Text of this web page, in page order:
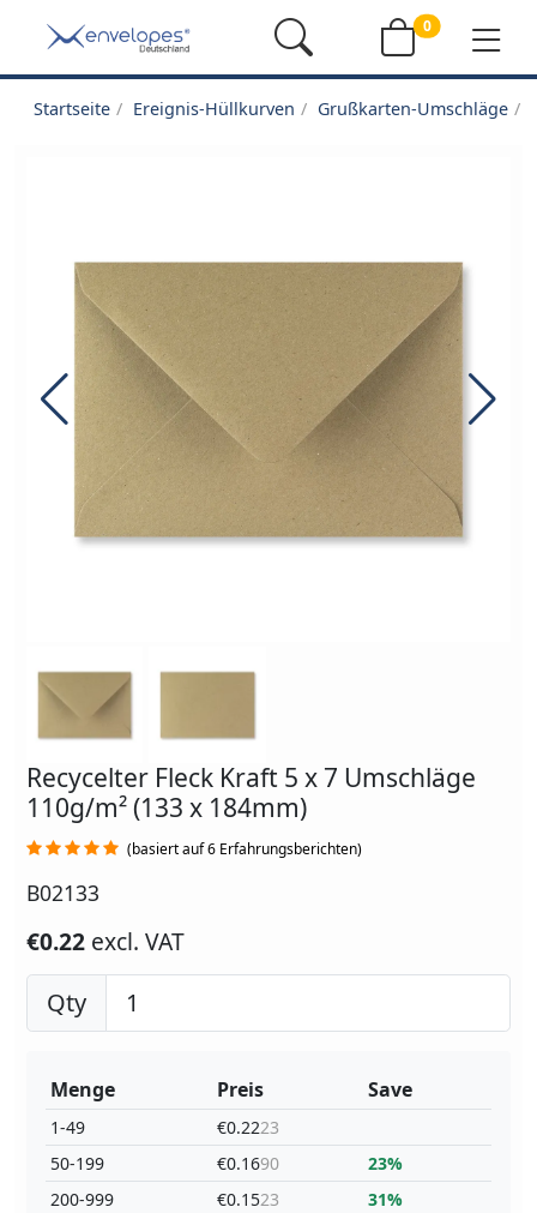
0
Startseite Ereignis-Hüllkurven Grußkarten-Umschläge
Recycelter Fleck Kraft 5 x 7 Umschläge
110g/m² (133 x 184mm)
(basiert auf 6 Erfahrungsberichten)
B02133
€0.22 excl. VAT
Qty
Menge
1-49
50-199
200-999
Preis
€0.2223
€0.1690
€0.1523
Save
23%
31%